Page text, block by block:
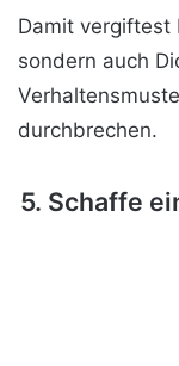
Damit vergiftest
sondern auch
durchbrechen.
5. Schaffe